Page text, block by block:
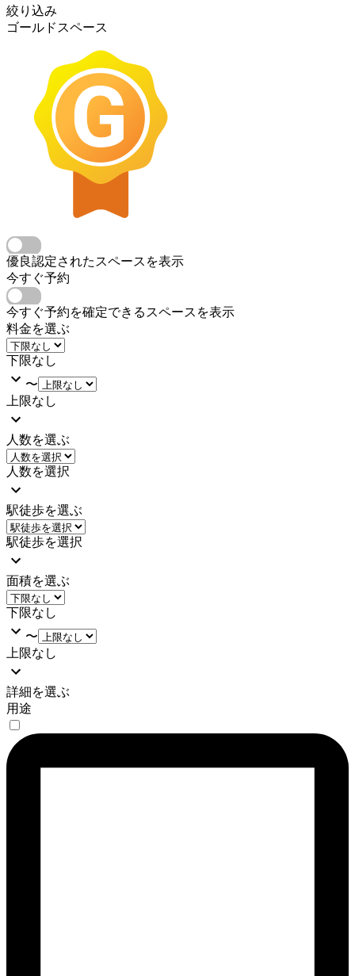
絞り込み
ゴールドスペース
優良認定されたスペースを表示
今すぐ予約
今すぐ予約を確定できるスペースを表示
料金を選ぶ
下限なし
〜
上限なし
人数を選ぶ
人数を選択
駅徒歩を選ぶ
駅徒歩を選択
面積を選ぶ
下限なし
〜
上限なし
詳細を選ぶ
用途